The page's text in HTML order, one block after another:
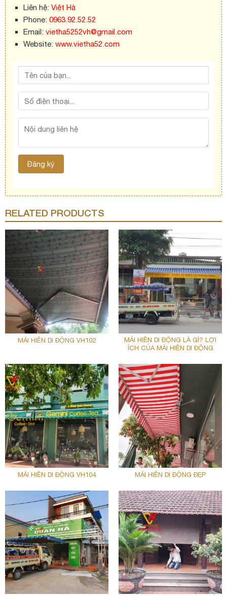
Liên hệ: Việt Hà
Phone: 0963.92.52.52
Email: vietha5252vh@gmail.com
Website: www.vietha52.com
RELATED PRODUCTS
MÁI HIÊN DI ĐỘNG VH102
MÁI HIÊN DI ĐỘNG LÀ GÌ? LỢI
ÍCH CỦA MÁI HIÊN DI ĐỘNG
MÁI HIÊN DI ĐỘNG VH104 MÁI HIÊN DI ĐỘNG ĐẸP